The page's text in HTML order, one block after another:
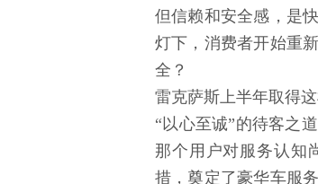
但信赖和安全感，是
灯下，消费者开始重
全？
雷克萨斯上半年取得
“以心至诚”的待客之
那个用户对服务认知
措，奠定了豪华车服